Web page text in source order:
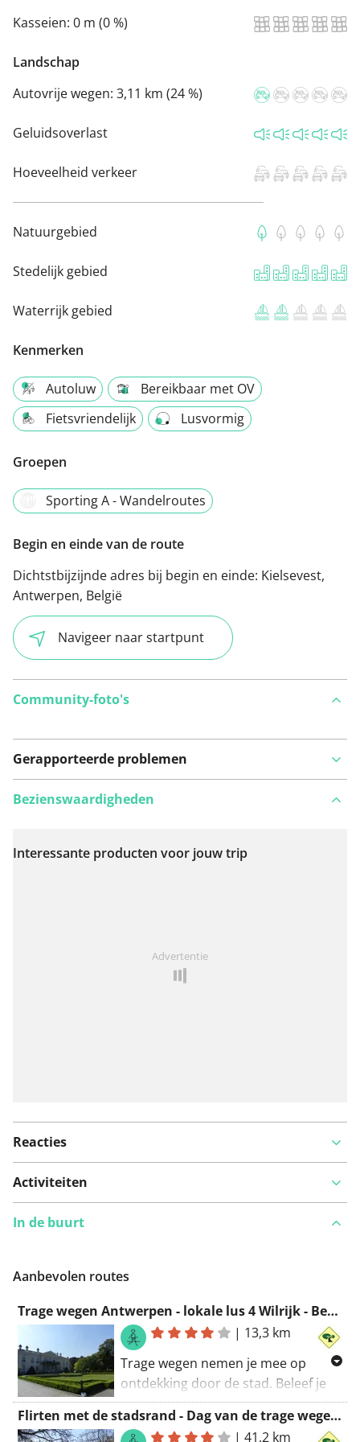
Kasseien: 0 m (0 %)
Landschap
Autovrije wegen: 3,11 km (24 %)
Geluidsoverlast
Hoeveelheid verkeer
Natuurgebied
Stedelijk gebied
Waterrijk gebied
Kenmerken
Autoluw
Bereikbaar met OV
Fietsvriendelijk
Lusvormig
Groepen
Sporting A - Wandelroutes
Begin en einde van de route
Dichtstbijzijnde adres bij begin en einde: Kielsevest,
Antwerpen, België
Navigeer naar startpunt
Community-foto's
Gerapporteerde problemen
Bekijk op kaart
Bezienswaardigheden
Interessante producten voor jouw trip
Advertentie
Reacties
Activiteiten
In de buurt
Aanbevolen routes
Trage wegen Antwerpen - lokale lus 4 Wilrijk - Berchem - Antwerpen
| 13,3 km
Trage wegen nemen je mee op
ontdekking door de stad. Beleef je
eigen leefomgeving van een andere
kant.
Flirten met de stadsrand - Dag van de trage wegen 2019
|41,2 km